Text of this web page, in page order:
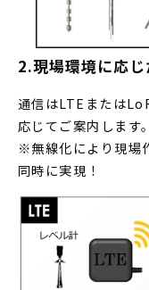
2.現場環境に応
通信はLTEまたは
応じてご案内します。
※無線化により現場
同時に実現！